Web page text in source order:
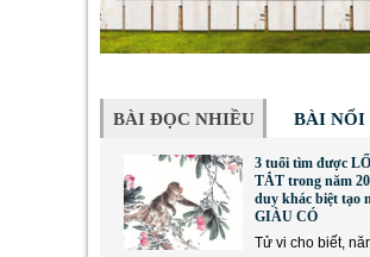
BÀI ĐỌC NHIỀU BÀI NỔI
3 tuổi tìm được
TẮT trong năm
duy khác biệt tạo
GIÀU CÓ
Tử vi cho biết,